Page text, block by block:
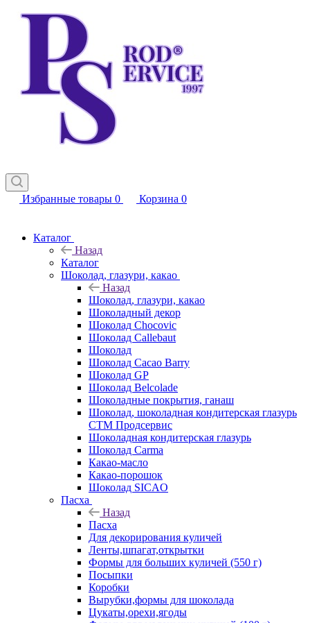
Избранные товары 0 Корзина 0
Каталог
Назад
Каталог
Шоколад, глазури, какао
Назад
Шоколад, глазури, какао
Шоколадный декор
Шоколад Chocovic
Шоколад Callebaut
Шоколад
Шоколад Cacao Barry
Шоколад GP
Шоколад Belcolade
Шоколадные покрытия, ганаш
Шоколад, шоколадная кондитерская глазурь
СТМ Продсервис
Шоколадная кондитерская глазурь
Шоколад Carma
Какао-масло
Какао-порошок
Шоколад SICAO
Пасха
Назад
Пасха
Для декорирования куличей
Ленты,шпагат,открытки
Формы для больших куличей (550 г)
Посыпки
Коробки
Вырубки,формы для шоколада
Цукаты,орехи,ягоды